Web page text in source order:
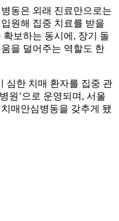
동은 외래 진료만으로는
원해 집중 치료를 받을
보하는 동시에, 장기 돌
을 덜어주는 역할도 한
심한 치매 환자를 집중 관
원’으로 운영되며, 서울
매안심병동을 갖추게 됐